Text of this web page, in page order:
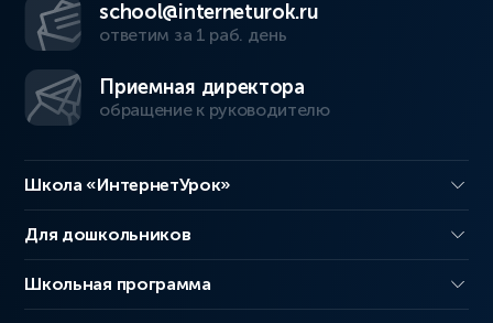
school@interneturok.ru
ответим за 1 раб. день
Приемная директора
обращение к руководителю
Школа «ИнтернетУрок»
Для дошкольников
Школьная программа